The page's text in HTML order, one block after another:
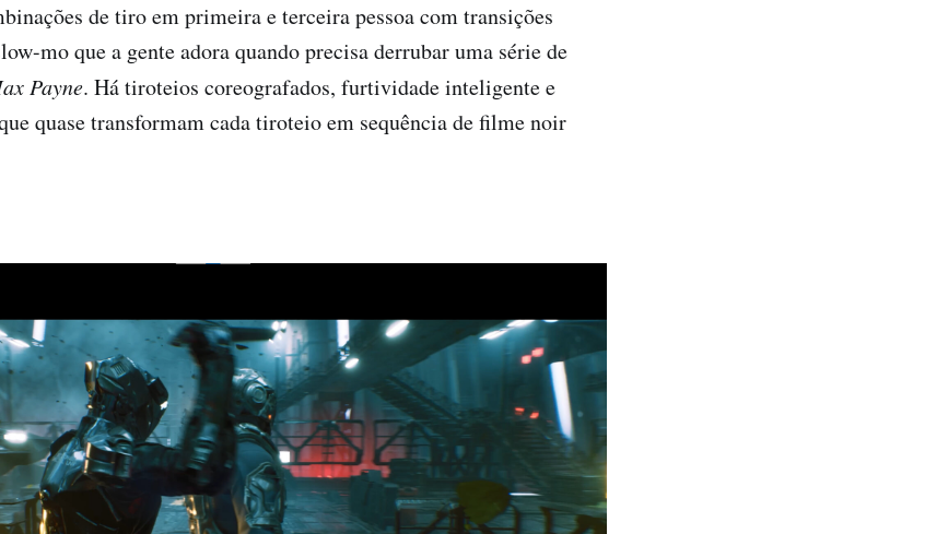
de tiro em primeira e terceira pessoa com transições
mo que a gente adora quando precisa derrubar uma série de
Payne. Há tiroteios coreografados, furtividade inteligente e
quase transformam cada tiroteio em sequência de filme noir